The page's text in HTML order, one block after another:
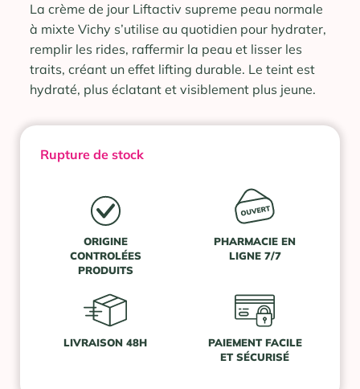
La crème de jour Liftactiv supreme peau normale
à mixte Vichy s’utilise au quotidien pour hydrater,
remplir les rides, raffermir la peau et lisser les
traits, créant un effet lifting durable. Le teint est
hydraté, plus éclatant et visiblement plus jeune.
Rupture de stock
ORIGINE
CONTROLÉES
PRODUITS
PHARMACIE EN
LIGNE 7/7
LIVRAISON 48H
PAIEMENT FACILE
ET SÉCURISÉ